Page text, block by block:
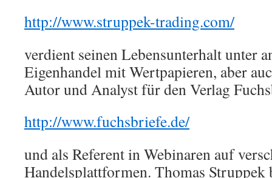
http://www.struppek-trading.com/
verdient seinen Lebensunterhalt unter
Eigenhandel mit Wertpapieren, aber
Autor und Analyst für den Verlag
http://www.fuchsbriefe.de/
und als Referent in Webinaren auf
Handelsplattformen. Thomas Struppek